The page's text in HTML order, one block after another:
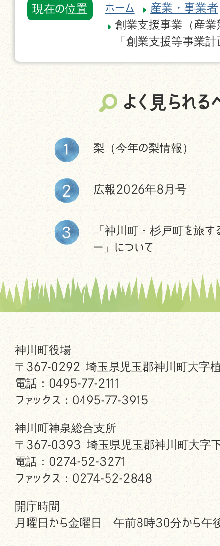
現在の位置 ホーム
産業・事業者
創業支援事業（産業
「創業支援等事業
よく見られる
梨（今年の梨情報）
広報2026年8月号
「神川町・杉戸町を旅す
ー」について
神川町役場
〒367-0292 埼玉県児玉郡神川町大字
電話：0495-77-2111
ファックス：0495-77-3915
神川町神泉総合支所
〒367-0393 埼玉県児玉郡神川町大字
電話：0274-52-3271
ファックス：0274-52-2848
開庁時間
月曜日から金曜日 午前8時30分から午